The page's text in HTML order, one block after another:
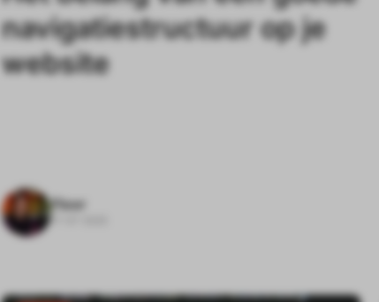
navigatiestructuur op je
website
Floor